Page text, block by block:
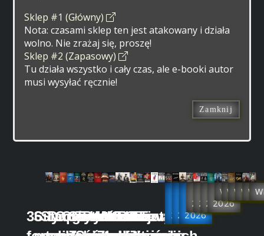
Sklep #1 (Główny)
Nota: czasami sklep ten jest atakowany i działa
wolno. Nie zrażaj się, proszę!
Sklep #2 (Zapasowy)
Tu działa wszystko i cały czas, ale e-booki autor
musi wysyłać ręcznie!
Zamknij
36Siły
Starożytna
Drogi
Opowieści
Chiny
Sun
Traktat
Prawidła
Kalendarz
Wzorce
Wzorce
Oni
Portrety
Oni
Tajwan
Feudalizm
Już
2025
Już
w
2026
w
2026
2027
2026
Rok
2026
Rok
2026
Wkrótce